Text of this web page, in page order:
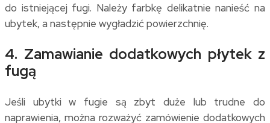
do istniejącej fugi. Należy farbkę delikatnie nanieść na
ubytek, a następnie wygładzić powierzchnię.
4. Zamawianie dodatkowych płytek z
fugą
Jeśli ubytki w fugie są zbyt duże lub trudne do
naprawienia, można rozważyć zamówienie dodatkowych